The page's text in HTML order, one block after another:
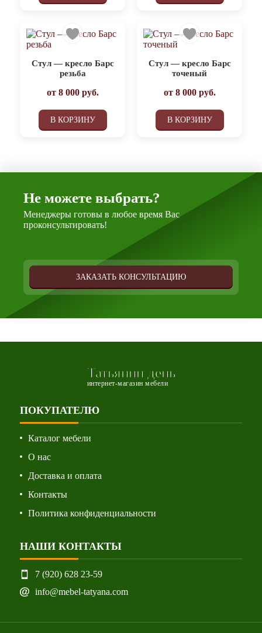
Стул — кресло Барс
резьба
от 8 000руб.
В КОРЗИНУ
Стул — кресло Барс
точеный
от 8 000руб.
В КОРЗИНУ
Не можете выбрать?
Менеджеры готовы в любое время Вас
проконсультировать!
ЗАКАЗАТЬ КОНСУЛЬТАЦИЮ
Татьянин день
интернет-магазин мебели
ПОКУПАТЕЛЮ
Каталог мебели
О нас
Доставка и оплата
Контакты
Политика конфиденциальности
НАШИ КОНТАКТЫ
7 (920) 628 23-59
info@mebel-tatyana.com